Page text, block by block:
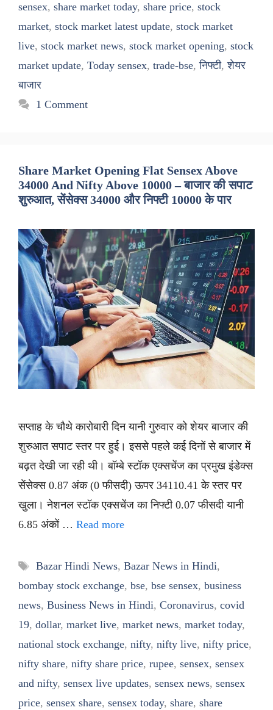
sensex, share market today, share price, stock
market, stock market latest update, stock market
live, stock market news, stock market opening, stock
market update, Today sensex, trade-bse,निफ्टी,शेयर
बाजार
1 Comment
Share Market Opening Flat Sensex Above
34000 And Nifty Above 10000 – बाजार की सपाट
शुरुआत, सेंसेक्स 34000 और निफ्टी 10000 के पार
सप्ताह के चौथे कारोबारी दिन यानी गुरुवार को शेयर बाजार की
शुरुआत सपाट स्तर पर हुई। इससे पहले कई दिनों से बाजार में
बढ़त देखी जा रही थी। बॉम्बे स्टॉक एक्सचेंज का प्रमुख इंडेक्स
सेंसेक्स 0.87 अंक (0 फीसदी) ऊपर 34110.41 के स्तर पर
खुला। नेशनल स्टॉक एक्सचेंज का निफ्टी 0.07 फीसदी यानी
6.85 अंकों … Read more
Tags
Bazar Hindi News, Bazar News in Hindi,
bombay stock exchange, bse, bse sensex, business
news, Business News in Hindi, Coronavirus, covid
19, dollar, market live, market news, market today,
national stock exchange, nifty, nifty live, nifty price,
nifty share, nifty share price, rupee, sensex, sensex
and nifty, sensex live updates, sensex news, sensex
price, sensex share, sensex today, share, share